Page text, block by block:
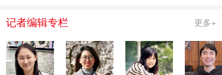
记者编辑专栏 更多+